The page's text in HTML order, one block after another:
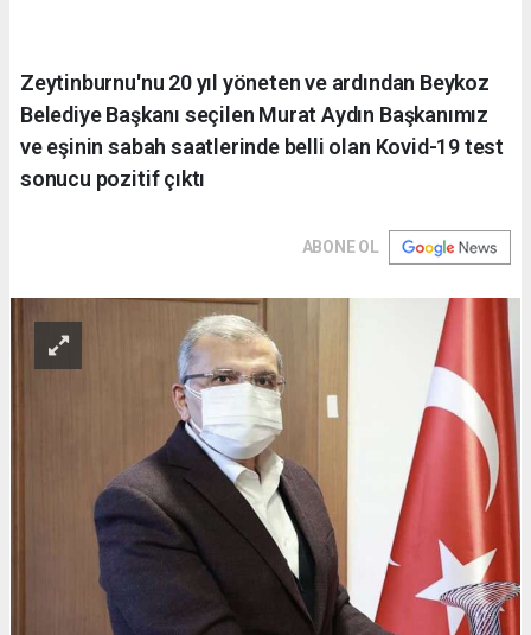
Zeytinburnu'nu 20 yıl yöneten ve ardından Beykoz
Belediye Başkanı seçilen Murat Aydın Başkanımız
ve eşinin sabah saatlerinde belli olan Kovid-19 test
sonucu pozitif çıktı
ABONE OL